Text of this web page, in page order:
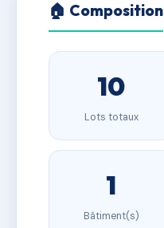
🏠 Composition
10
Lots totaux
1
Bâtiment(s)